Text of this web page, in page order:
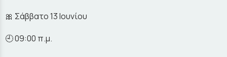
🎀 Σάββατο 13 Ιουνίου
🕘 09:00 π.μ.